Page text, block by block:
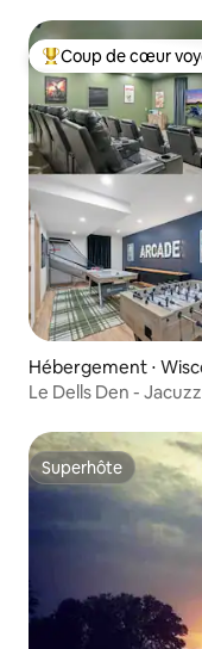
Coups de cœur
Coup de cœur
Hébergement ⋅
Le Dells Den -
Superhôte
Superhôte